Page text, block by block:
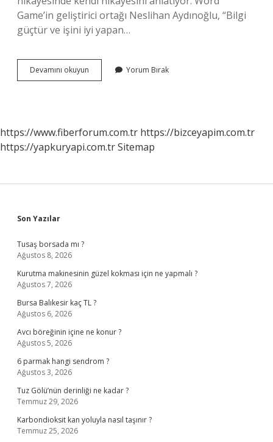
Game’in geliştirici ortağı Neslihan Aydınoğlu, “Bilgi
güçtür ve işini iyi yapan…
Devamını okuyun Kelimelik
Oyunu
Yorum Bırak
https://www.fiberforum.com.tr https://bizceyapim.com.tr
https://yapkuryapi.com.trSitemap
Sidebar
Son Yazılar
Tusaş borsada mı ?
Ağustos 8, 2026
Kurutma makinesinin güzel kokması için ne yapmalı ?
Ağustos 7, 2026
Bursa Balıkesir kaç TL ?
Ağustos 6, 2026
Avcı böreğinin içine ne konur ?
Ağustos 5, 2026
6 parmak hangi sendrom ?
Ağustos 3, 2026
Tuz Gölü’nün derinliği ne kadar ?
Temmuz 29, 2026
Karbondioksit kan yoluyla nasıl taşınır ?
Temmuz 25, 2026